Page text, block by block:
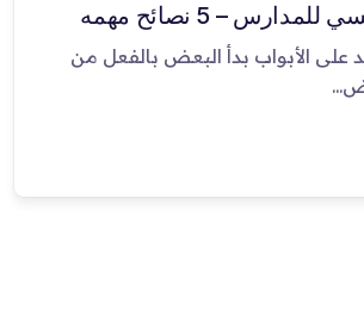
– 5 نصائح مهمه
على الأبواب بدأ البعض بالفعل من